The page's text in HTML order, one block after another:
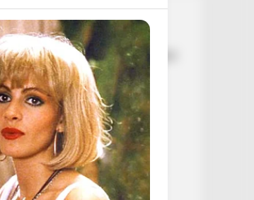
cikkek
tollvonással százmilliárdokról
– hatalmas pénzek sorsáról
döntés
kegyelem: Pataky Attilának
kell fizetnie az NKA-milliókat
a TISZA? Kulcsfontosságú
megy szembe Kapitány István
Péterrel